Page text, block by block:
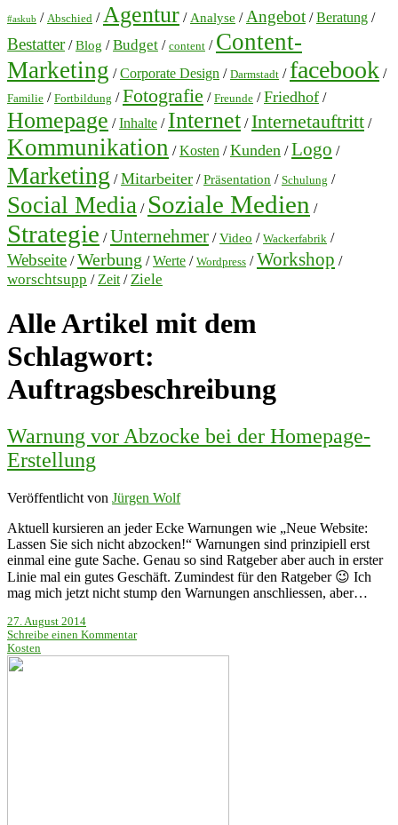
#askub / Abschied / Agentur / Analyse / Angebot /Beratung /
Bestatter/Blog /Budget / content / Content-
Marketing /Corporate Design / Darmstadt / facebook /
Familie / Fortbildung /Fotografie / Freunde /Friedhof /
Homepage /Inhalte / Internet /Internetauftritt /
Kommunikation /Kosten /Kunden /Logo /
Marketing /Mitarbeiter /Präsentation / Schulung /
Social Media / Soziale Medien /
Strategie /Unternehmer /Video / Wackerfabrik /
Webseite /Werbung /Werte / Wordpress /Workshop /
worschtsupp / Zeit / Ziele
Alle Artikel mit dem
Schlagwort:
Auftragsbeschreibung
Warnung vor Abzocke bei der Homepage-
Erstellung
Veröffentlicht von Jürgen Wolf
Aktuell kursieren an jeder Ecke Warnungen wie „Neue Website:
Lassen Sie sich nicht abzocken!“ Warnungen sind prinzipiell erst
einmal eine gute Sache. Genau so sind Ratgeber aber auch in erster
Linie mal ein gutes Geschäft. Zumindest für den Ratgeber 😉 Ich
mag mich jetzt nicht stump den Warnungen anschliessen, aber…
27. August 2014
Schreibe einen Kommentar
Kosten